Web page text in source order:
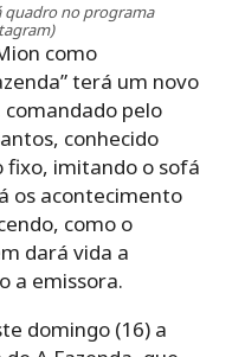
quadro no programa
como
terá um novo
pelo
conhecido
fixo, imitando o sofá
os acontecimento
como o
dará vida a
a emissora.
domingo (16) a